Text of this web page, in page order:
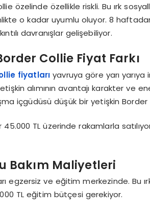
özelinde özellikle riskli. Bu ırk
o kadar uyumlu oluyor. 8
davranışlar gelişebiliyor.
Collie Fiyat Farkı
fiyatları yavruya göre yarı yarıya
alımının avantajı karakter ve
içgüdüsü düşük bir yetişkin
45.000 TL üzerinde rakamlarla
Bakım Maliyetleri
egzersiz ve eğitim merkezinde. Bu
TL eğitim bütçesi gerekiyor.